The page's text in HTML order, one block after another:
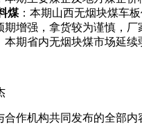
煤：本期山西无烟块煤车
期增强，拿货较为谨慎，
期省内无烟块煤市场延
合作机构共同发布的全部